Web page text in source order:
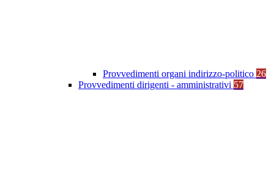
Provvedimenti organi indirizzo-politico 26
Provvedimenti dirigenti - amministrativi 57